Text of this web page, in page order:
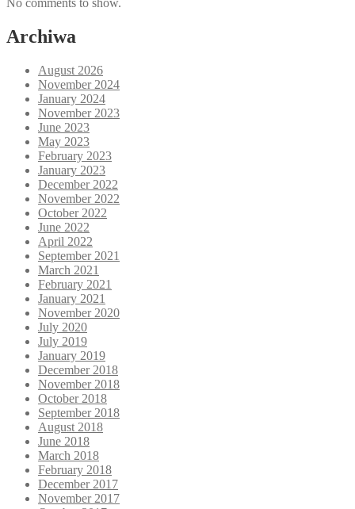
Archiwa
August 2026
November 2024
January 2024
November 2023
June 2023
May 2023
February 2023
January 2023
December 2022
November 2022
October 2022
June 2022
April 2022
September 2021
March 2021
February 2021
January 2021
November 2020
July 2020
July 2019
January 2019
December 2018
November 2018
October 2018
September 2018
August 2018
June 2018
March 2018
February 2018
December 2017
November 2017